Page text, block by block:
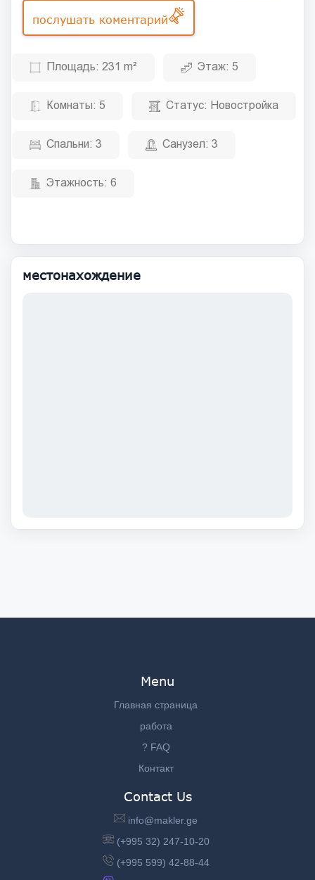
послушать коментарий
Площадь: 231 m² Этаж: 5
Комнаты: 5 Статус: Новостройка
Спальни: 3 Санузел: 3
Этажность: 6
местонахождение
Menu
Главная страница
работа
? FAQ
Контакт
Contact Us
info@makler.ge
(+995 32) 247-10-20
(+995 599) 42-88-44